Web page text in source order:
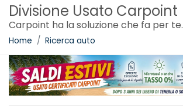
Divisione Usato Carpoint
Carpoint ha la soluzione che fa per te.
Home Ricerca auto